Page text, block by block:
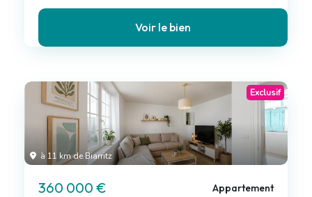
Voir le bien
à 11 km de Biarritz
Exclusif
360 000 € Appartement